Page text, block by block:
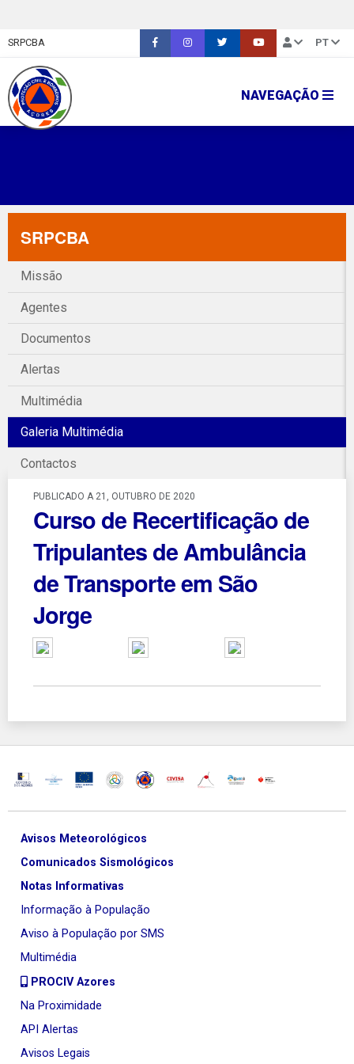
SRPCBA PT
NAVEGAÇÃO
SRPCBA
Missão
Agentes
Documentos
Alertas
Multimédia
Galeria Multimédia
Contactos
PUBLICADO A 21, OUTUBRO DE 2020
Curso de Recertificação de
Tripulantes de Ambulância
de Transporte em São
Jorge
Avisos Meteorológicos
Comunicados Sismológicos
Notas Informativas
Informação à População
Aviso à População por SMS
Multimédia
PROCIV Azores
Na Proximidade
API Alertas
Avisos Legais